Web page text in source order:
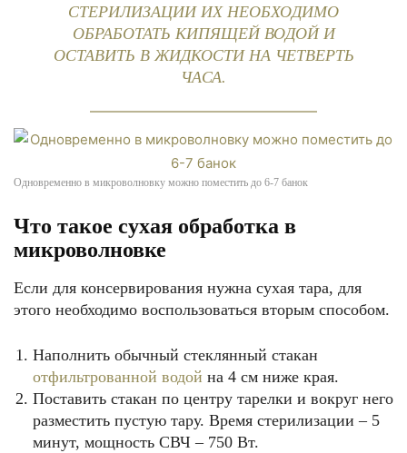
СТЕРИЛИЗАЦИИ ИХ НЕОБХОДИМО
ОБРАБОТАТЬ КИПЯЩЕЙ ВОДОЙ И
ОСТАВИТЬ В ЖИДКОСТИ НА ЧЕТВЕРТЬ
ЧАСА.
Одновременно в микроволновку можно поместить до 6-7 банок
Что такое сухая обработка в
микроволновке
Если для консервирования нужна сухая тара, для
этого необходимо воспользоваться вторым способом.
Наполнить обычный стеклянный стакан
отфильтрованной водой на 4 см ниже края.
Поставить стакан по центру тарелки и вокруг него
разместить пустую тару. Время стерилизации – 5
минут, мощность СВЧ – 750 Вт.